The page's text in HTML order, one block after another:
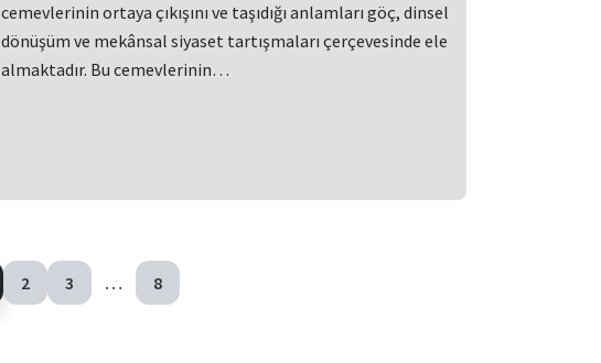
cemevlerinin ortaya çıkışını ve taşıdığı anlamları göç, dinsel
dönüşüm ve mekânsal siyaset tartışmaları çerçevesinde ele
almaktadır. Bu cemevlerinin…
2 3 … 8